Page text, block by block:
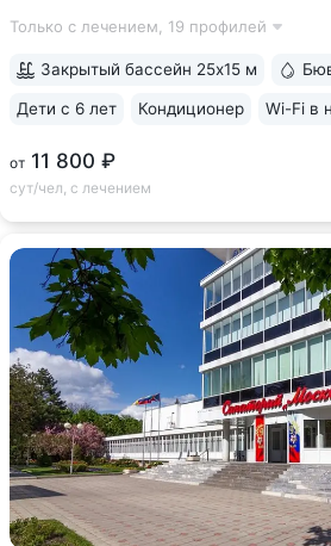
микроклиматом на высоте 1000 м.
Только с лечением, 19 профилей
от 11 800 ₽
сут/чел, с лечением
Закрытый бассейн 25x15 м
Дети с 6 лет Кондиционер Wi-Fi в
ещё 6